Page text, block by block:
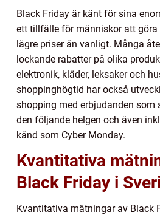
Black Friday är känt för sina
ett tillfälle för människor att
lägre priser än vanligt. Många
lockande rabatter på olika
elektronik, kläder, leksaker och
shoppinghögtid har också
shopping med erbjudanden som
den följande helgen och även
känd som Cyber Monday.
Kvantitativa
Black Friday i
Kvantitativa mätningar av Black